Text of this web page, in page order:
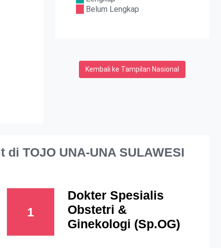
Belum Lengkap
Kembali ke Tampilan Nasional
TOJO UNA-UNA SULAWESI
1
Dokter Spesialis
Obstetri &
Ginekologi (Sp.OG)